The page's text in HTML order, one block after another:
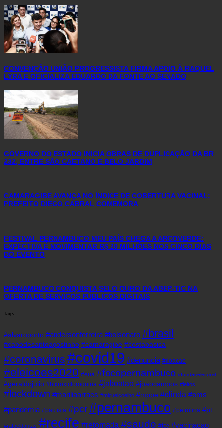
CONVENÇÃO UNIÃO PROGRESSISTA FIRMA APOIO À RAQUEL
LYRA E OFICIALIZA EDUARDO DA FONTE AO SENADO
GOVERNO DO ESTADO INICIA OBRAS DE DUPLICAÇÃO DA BR
232, ENTRE SÃO CAETANO E BELO JARDIM
CAMARAGIBE AVANÇA NO ÍNDICE DE COBERTURA VACINAL:
PREFEITO DIEGO CABRAL COMEMORA
FESTIVAL PERNAMBUCO MEU PAÍS CHEGA A ARCOVERDE:
EXPECTIVA É MOVIMENTAR R$ 20 MILHÕES NOS CINCO DIAS
DO EVENTO
PERNAMBUCO CONQUISTA SELO OURO DA ABEP-TIC NA
OFERTA DE SERVIÇOS PÚBLICOS DIGITAIS
Tags
#alvaroporto #andersonferreira #bolsonaro #brasil
#cabodesantoagostinho #camaragibe #cestabasica
#coronavirus #covid19 #denuncia #doacao
#eleicoes2020 #eua #focopernambuco #fundaoeleitoral
#geraldojulio #hidroxicloroquina #jaboatao #joaocampos #leitos
#lockdown #mariliaarraes #miguelcoelho #mppe #olinda #oms
#pandemia #paulista #pcr#pernambuco #petrolina #pt
#rafaeldantas #recife #retomada #saude #tce #vacinacao